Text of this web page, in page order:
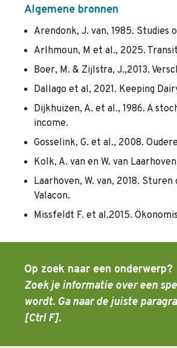
Algemene bronnen
Arendonk, J. van, 1985.
Arlhmoun, M et al., 2025.
Boer, M. & Zijlstra, J.,2013.
Dallago et al, 2021. Keeping
Dijkhuizen, A. et al., 1986. A
income.
Gosselink, G. et al., 2008.
Kolk, A. van en W. van
Laarhoven, W. van, 2018.
Valacon.
Missfeldt F. et al.2015.
Op zoek naar een onderwerp?
Zoek je informatie over een
wordt. Ga naar de juiste
[Ctrl F].